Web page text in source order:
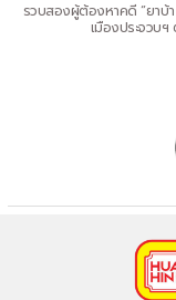
รวบสองผู้ต้องหาคดี “ยาบ้
เมืองประจวบ